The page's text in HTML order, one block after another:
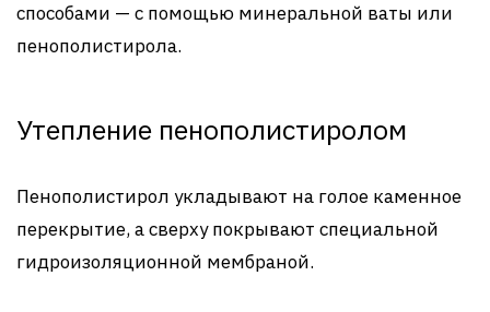
способами — с помощью минеральной ваты или
пенополистирола.
Утепление пенополистиролом
Пенополистирол укладывают на голое каменное
перекрытие, а сверху покрывают специальной
гидроизоляционной мембраной.